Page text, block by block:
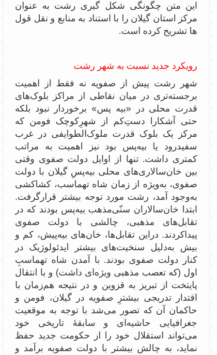
این متن چگونگی شکل گیری رشت به عنوان
مرکز استان گیلان را با استناد به منابع و نقل قول
ها تشریح کرده است.
رویکرد جدید نسبت به شهر رشت
شهر رشت پیش از صفویه نه فقط از اهمیت
برجسته‌تری در میان نقاطی از مراکز بلوک‌های
قدرت محلی در «بیه پس» برخوردار نبود بلکه
حتی آشکارا دستِ‌‌کم از شهرِکوچک فومن که
مرکز یک بلوک قدرت ملوک‌الطوایفی در غرب
سفیدرود یا بیه‌پس بود نیز اهمیت به مراتب
کمتری داشت. تنها از اوایل دولت صفوی وقتی
بین خان‌سالاری‌های محلی بیه‌پسِ گیلان با دولت
صفوی، به‌ویژه از زمان شاه ‌تهماسب، کشاکشی
به‌وجود آمد، رشت مورد توجه بیشتر قرارگرفت.
ابتدا خان‌سالاران سنّی‌مذهب بیه‌پس بودند که در
تقابل‌های مذهبی، چالشی با دولت صفوی
پیداکردند. در‌این ‌تقابل‌ها، خان‌های بیه‌پیش، کم و
بیش به‌دلیل سنخیت‌های بیشتر ایدئولوژیک در
کنار دولت صفوی بودند. با آمدن شاه تهماسبِ
اول (که تعصب مذهبی ویژه‌ای داشت) و با انتقال
پایتخت از تبریز به قزوین و در نتیجه هم‌زمان با
اقتدار تدریجی بیشترِ صفویه در گیلان، فومن و
حاکمان آن که تصور می‌شد با توجه به موقعیت
جغرافیایی حاشیه‌ای و سابقۀ تاریخی خود
می‌تواند استقلال خود را از حکومت جدید حفظ
نماید، به چالش بیشتر با دولت صفویه برآمد و